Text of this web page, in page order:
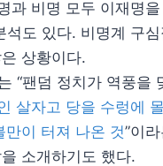
과 비명 모두 이재명
석도 있다. 비명계 구
상황이다.
“팬덤 정치가 역풍을
살자고 당을 수렁에
만이 터져 나온 것”이
소개하기도 했다.